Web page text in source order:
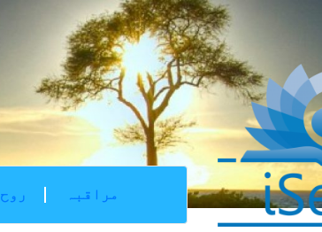
روح مراقبہ